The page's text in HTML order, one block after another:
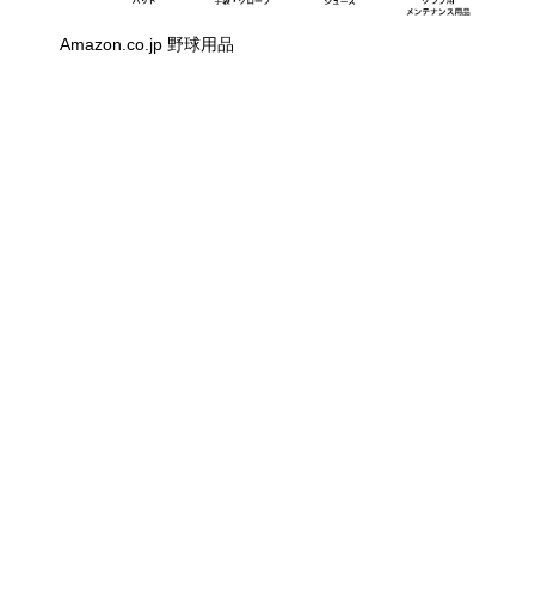
Amazon.co.jp 野球用品